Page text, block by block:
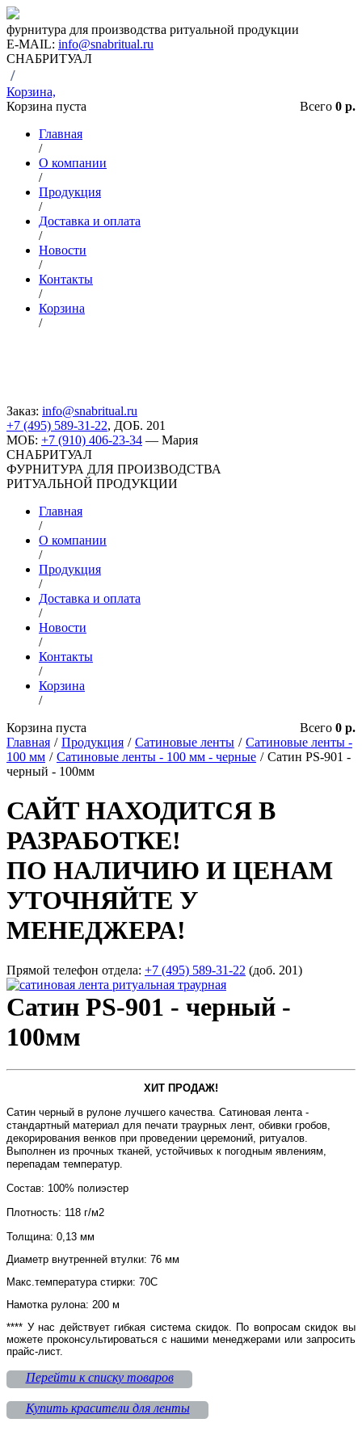
фурнитура для производства ритуальной продукции
E-MAIL: info@snabritual.ru
СНАБРИТУАЛ
/
Корзина,
Всего 0 р.
Корзина пуста
Главная
/
О компании
/
Продукция
/
Доставка и оплата
/
Новости
/
Контакты
/
Корзина
/
Заказ: info@snabritual.ru
+7 (495) 589-31-22, ДОБ. 201
МОБ: +7 (910) 406-23-34 — Мария
СНАБРИТУАЛ
ФУРНИТУРА ДЛЯ ПРОИЗВОДСТВА
РИТУАЛЬНОЙ ПРОДУКЦИИ
Главная
/
О компании
/
Продукция
/
Доставка и оплата
/
Новости
/
Контакты
/
Корзина
/
Всего 0 р.
Корзина пуста
Главная / Продукция / Сатиновые ленты / Сатиновые ленты -
100 мм / Сатиновые ленты - 100 мм - черные / Сатин PS-901 -
черный - 100мм
САЙТ НАХОДИТСЯ В
РАЗРАБОТКЕ!
ПО НАЛИЧИЮ И ЦЕНАМ
УТОЧНЯЙТЕ У
МЕНЕДЖЕРА!
Прямой телефон отдела: +7 (495) 589-31-22 (доб. 201)
Сатин PS-901 - черный -
100мм
ХИТ ПРОДАЖ!
Сатин черный в рулоне лучшего качества. Сатиновая лента -
стандартный материал для печати траурных лент, обивки гробов,
декорирования венков при проведении церемоний, ритуалов.
Выполнен из прочных тканей, устойчивых к погодным явлениям,
перепадам температур.
Состав: 100% полиэстер
Плотность: 118 г/м2
Толщина: 0,13 мм
Диаметр внутренней втулки: 76 мм
Макс.температура стирки: 70С
Намотка рулона: 200 м
**** У нас действует гибкая система скидок. По вопросам скидок вы
можете проконсультироваться с нашими менеджерами или запросить
прайс-лист.
Перейти к списку товаров
Купить красители для ленты